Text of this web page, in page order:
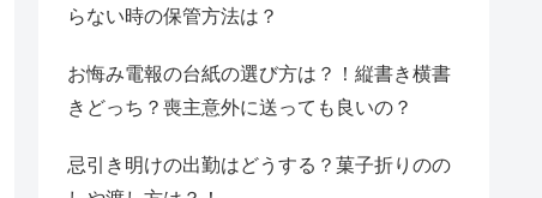
らない時の保管方法は？
お悔み電報の台紙の選び方は？！縦書き横書
きどっち？喪主意外に送っても良いの？
忌引き明けの出勤はどうする？菓子折りのの